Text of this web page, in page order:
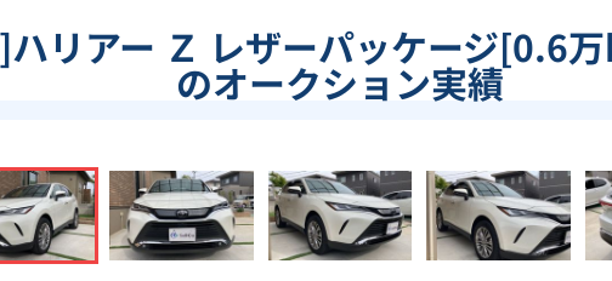
リアー Ｚ レザーパッケージ[0.6
のオークション実績